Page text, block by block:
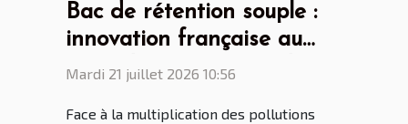
Bac de rétention souple :
innovation française au
cœur des enjeux mondiaux
Mardi 21 juillet 2026 10:56
Face à la multiplication des pollutions